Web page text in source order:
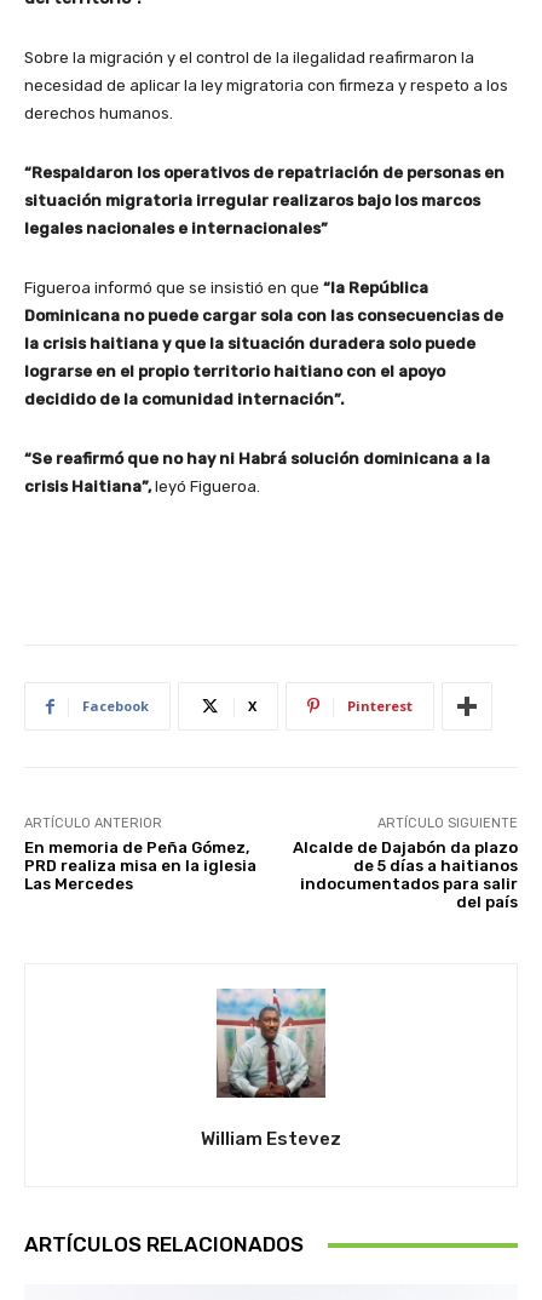
Sobre la migración y el control de la ilegalidad reafirmaron la
necesidad de aplicar la ley migratoria con firmeza y respeto a los
derechos humanos.
“Respaldaron los operativos de repatriación de personas en
situación migratoria irregular realizaros bajo los marcos
legales nacionales e internacionales”
Figueroa informó que se insistió en que “la República
Dominicana no puede cargar sola con las consecuencias de
la crisis haitiana y que la situación duradera solo puede
lograrse en el propio territorio haitiano con el apoyo
decidido de la comunidad internación”.
“Se reafirmó que no hay ni Habrá solución dominicana a la
crisis Haitiana”,leyó Figueroa.
Facebook X Pinterest
ARTÍCULO ANTERIOR
En memoria de Peña Gómez,
PRD realiza misa en la iglesia
Las Mercedes
ARTÍCULO SIGUIENTE
Alcalde de Dajabón da plazo
de 5 días a haitianos
indocumentados para salir
del país
William Estevez
ARTÍCULOS RELACIONADOS